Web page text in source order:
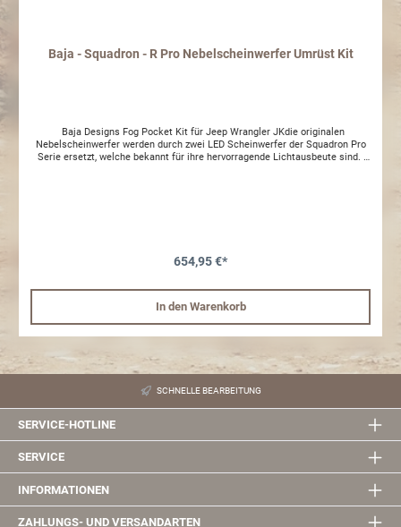
Baja - Squadron - R Pro Nebelscheinwerfer Umrüst Kit
Baja Designs Fog Pocket Kit für Jeep Wrangler JKdie originalen
Nebelscheinwerfer werden durch zwei LED Scheinwerfer der Squadron Pro
Serie ersetzt, welche bekannt für ihre hervorragende Lichtausbeute sind.
Washable)- IK10 Compliant (Mechanical Impact Testing) Driving/Combo
(Eigenschaft):Spot 9° und Driving 42° kombiniert in einem Scheinwerfer,
Features:uService® – Replaceable Lenses And OpticsClearView® – All The
Light, Right Where You Need It.MoistureBlock™ – Waterproof, Rain Proof,
654,95 €*
In den Warenkorb
SCHNELLE BEARBEITUNG
SERVICE-HOTLINE
SERVICE
INFORMATIONEN
ZAHLUNGS- UND VERSANDARTEN